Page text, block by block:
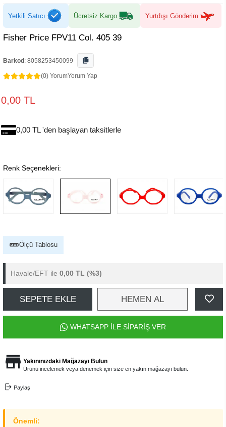
Yetkili Satıcı Ücretsiz Kargo Yurtdışı Gönderim
Fisher Price FPV11 Col. 405 39
Barkod : 8058253450099
(0) YorumYorum Yap
0,00 TL
0,00 TL 'den başlayan taksitlerle
Renk Seçenekleri:
Ölçü Tablosu
Havale/EFT ile 0,00 TL (%3)
SEPETE EKLE HEMEN AL
WHATSAPP İLE SİPARİŞ VER
Yakınınızdaki Mağazayı Bulun
Ürünü incelemek veya denemek için size en yakın mağazayı bulun.
Paylaş
Önemli: